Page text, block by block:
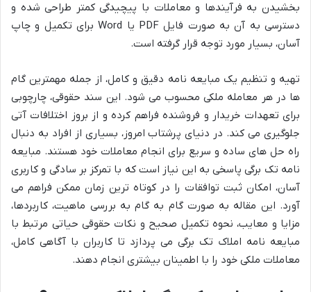
بخشیدن به فرآیندها و معاملات با پیچیدگی کمتر طراحی شده و
دسترسی به آن به صورت فایل PDF یا Word برای تکمیل و چاپ
آسان، بسیار مورد توجه قرار گرفته است.
تهیه و تنظیم یک مبایعه نامه دقیق و کامل، از جمله مهمترین گام
ها در هر معامله ملکی محسوب می شود. این سند حقوقی، چارچوبی
برای تعهدات خریدار و فروشنده فراهم کرده و از بروز اختلافات آتی
جلوگیری می کند. در دنیای پرشتاب امروز، بسیاری از افراد به دنبال
راه حل های ساده و سریع برای انجام معاملات خود هستند. مبایعه
نامه تک برگی پاسخی به این نیاز است که با تمرکز بر سادگی و کاربری
آسان، امکان ثبت توافقات را در کوتاه ترین زمان ممکن فراهم می
آورد. این مقاله به صورت گام به گام به بررسی ماهیت، کاربردها،
مزایا و معایب، نحوه تکمیل صحیح و نکات حقوقی حیاتی مرتبط با
مبایعه نامه املاک تک برگی می پردازد تا کاربران با آگاهی کامل،
معاملات ملکی خود را با اطمینان بیشتری انجام دهند.